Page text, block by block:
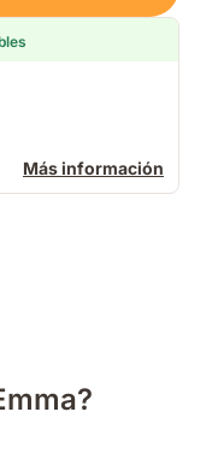
Más información